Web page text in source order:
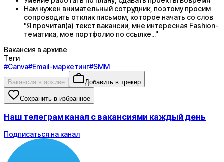
Нам нужен внимательный сотрудник, поэтому просим
сопроводить отклик письмом, которое начать со слов
"Я прочитал(а) текст вакансии, мне интересная Fashion-
тематика, мое портфолио по ссылке..."
Вакансия в архиве
Теги
#Canva#Email-маркетинг#SMM
Вакансия в архиве Добавить в трекер
Сохранить в избранное
Наш телеграм канал с вакансиями каждый день
Подписаться на канал